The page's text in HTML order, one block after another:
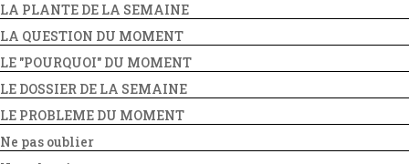
LA PLANTE DE LA SEMAINE
LA QUESTION DU MOMENT
LE "POURQUOI" DU MOMENT
LE DOSSIER DE LA SEMAINE
LE PROBLEME DU MOMENT
Ne pas oublier